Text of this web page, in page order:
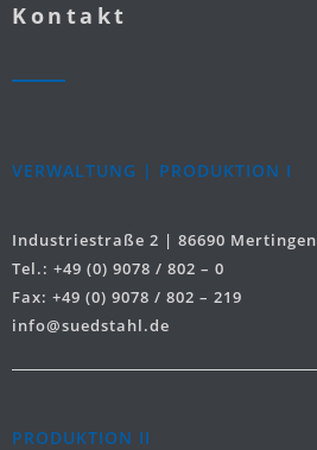
Kontakt
VERWALTUNG | PRODUKTION I
Industriestraße 2 | 86690 Mertingen
Tel.: +49 (0) 9078 / 802 – 0
Fax: +49 (0) 9078 / 802 – 219
info@suedstahl.de
PRODUKTION II